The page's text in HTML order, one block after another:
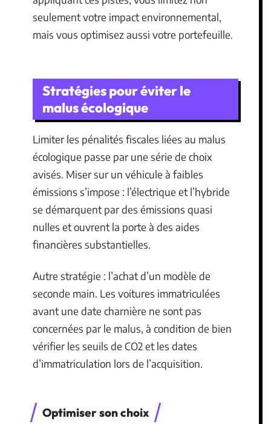
seulement votre impact environnemental,
mais vous optimisez aussi votre portefeuille.
Stratégies pour éviter le
malus écologique
Limiter les pénalités fiscales liées au malus
écologique passe par une série de choix
avisés. Miser sur un véhicule à faibles
émissions s’impose : l’électrique et l’hybride
se démarquent par des émissions quasi
nulles et ouvrent la porte à des aides
financières substantielles.
Autre stratégie : l’achat d’un modèle de
seconde main. Les voitures immatriculées
avant une date charnière ne sont pas
concernées par le malus, à condition de bien
vérifier les seuils de CO2 et les dates
d’immatriculation lors de l’acquisition.
Optimiser son choix